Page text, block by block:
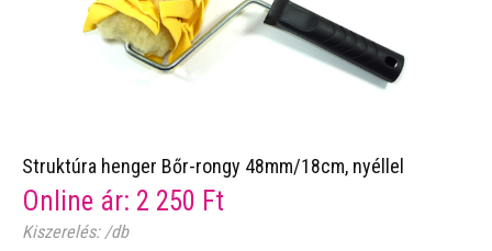
Struktúra henger Bőr-rongy 48mm/18cm, nyéllel
Online ár: 2 250 Ft
Kiszerelés: /db